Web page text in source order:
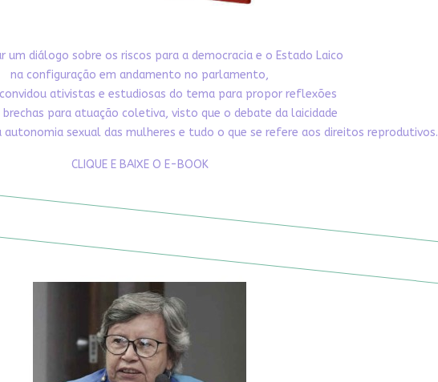
um diálogo sobre os riscos para a democracia e o Estado Laico
na configuração em andamento no parlamento,
convidou ativistas e estudiosas do tema para propor reflexões
brechas para atuação coletiva, visto que o debate da laicidade
sexual das mulheres e tudo o que se refere aos direitos reprodutivos.
CLIQUE E BAIXE O E-BOOK